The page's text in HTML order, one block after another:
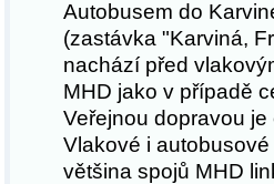
Autobusem do
(zastávka "Karviná,
nachází před
MHD jako v případě
Veřejnou dopravou
Vlakové i
většina spojů MHD